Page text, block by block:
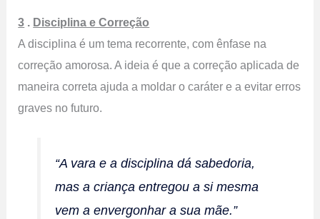
3 . Disciplina e Correção
A disciplina é um tema recorrente, com ênfase na
correção amorosa. A ideia é que a correção aplicada de
maneira correta ajuda a moldar o caráter e a evitar erros
graves no futuro.
“A vara e a disciplina dá sabedoria,
mas a criança entregou a si mesma
vem a envergonhar a sua mãe.”